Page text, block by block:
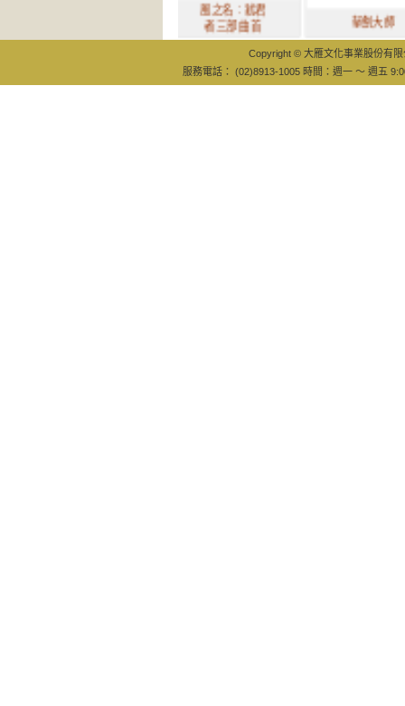
風之名：弒君
者三部曲 首
Copyright © 大雁文化事業股份有
服務電話： (02)8913-1005 時間：週一 ～ 週五